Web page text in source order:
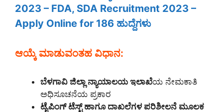
2023 – FDA, SDA Recruitment 2023 –
Apply Online for 186 ಹುದ್ದೆಗಳು
ಆಯ್ಕೆ ಮಾಡುವಂತಹ ವಿಧಾನ:
ಬೆಳಗಾವಿ ಜಿಲ್ಲಾ ನ್ಯಾಯಾಲಯ ಇಲಾಖೆಯ ನೇಮಕಾತಿ
ಅಧಿಸೂಚನೆಯ ಪ್ರಕಾರ
ಟೈಪಿಂಗ್ ಟೆಸ್ಟ್ ಹಾಗೂ ದಾಖಲೆಗಳ ಪರಿಶೀಲನೆ ಮೂಲಕ